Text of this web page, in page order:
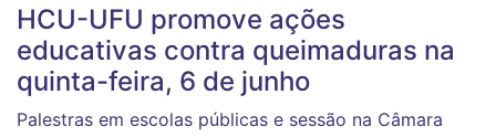
HCU-UFU promove ações
educativas contra queimaduras na
quinta-feira, 6 de junho
Palestras em escolas públicas e sessão na Câmara